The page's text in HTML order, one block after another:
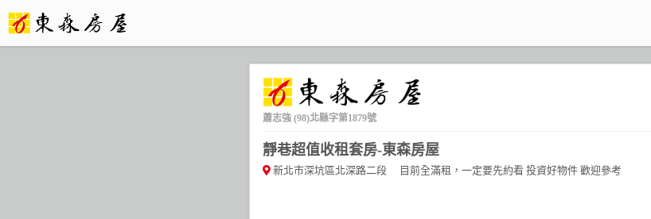
蕭志強 (98)北縣字第1879號
靜巷超值收租套房-東森房屋
新北市深坑區北深路二段 目前全滿租，一定要先約看 投資好物件 歡迎參考